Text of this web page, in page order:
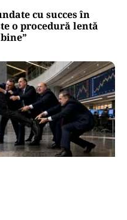
cu succes în
o procedură lentă